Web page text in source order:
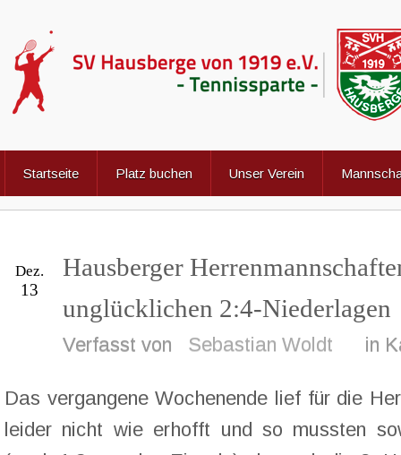
Startseite Platz buchen Unser Verein
Hausberger
unglücklichen 2:4-Niederlagen
Dez.
13
Verfasst von Sebastian Woldt in
Das vergangene Wochenende lief für die
leider nicht wie erhofft und so mussten